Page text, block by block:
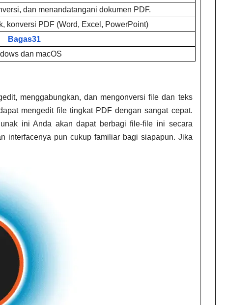
dan menandatangani dokumen PDF.
konversi PDF (Word, Excel, PowerPoint)
Bagas31
dan macOS
menggabungkan, dan mengonversi file dan teks
mengedit file tingkat PDF dengan sangat cepat.
ini Anda akan dapat berbagi file-file ini secara
interfacenya pun cukup familiar bagi siapapun. Jika